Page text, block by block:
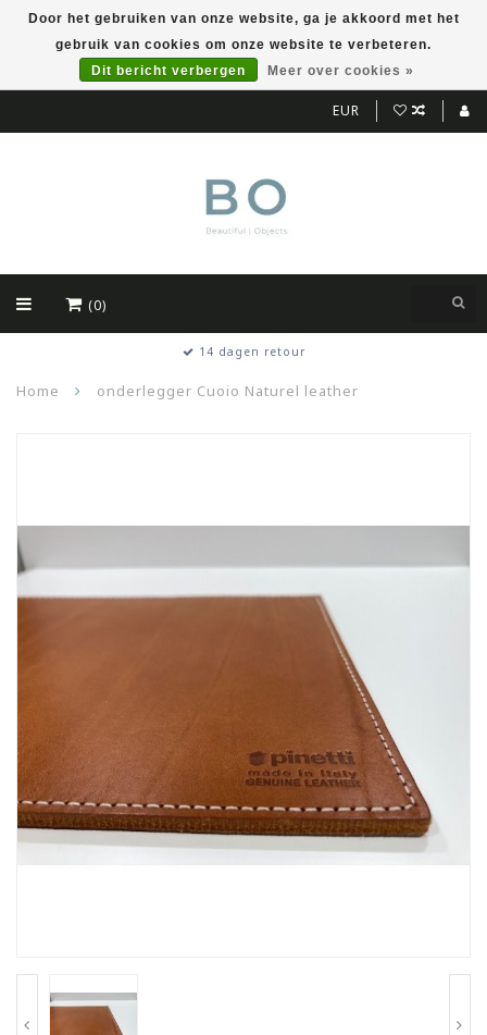
EUR
(0)
14 dagen retour
Home onderlegger Cuoio Naturel leather
Door het gebruiken van onze website, ga je akkoord met het
gebruik van cookies om onze website te verbeteren.
Dit bericht verbergen
Meer over cookies »